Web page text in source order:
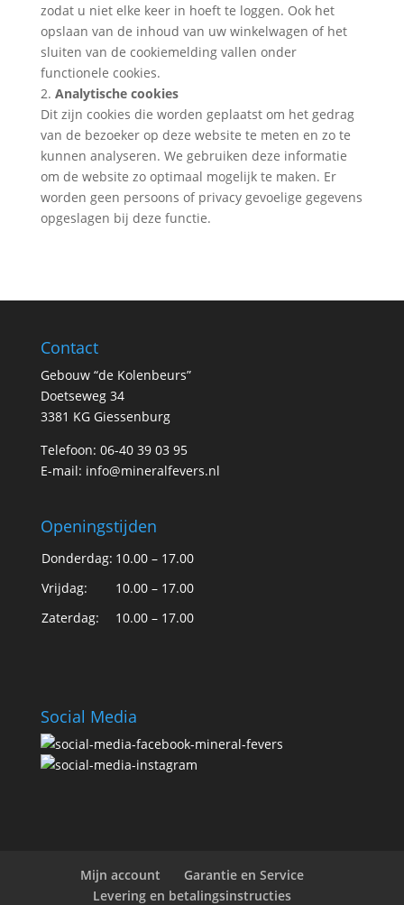
zodat u niet elke keer in hoeft te loggen. Ook het
opslaan van de inhoud van uw winkelwagen of het
sluiten van de cookiemelding vallen onder
functionele cookies.
2. Analytische cookies
Dit zijn cookies die worden geplaatst om het gedrag
van de bezoeker op deze website te meten en zo te
kunnen analyseren. We gebruiken deze informatie
om de website zo optimaal mogelijk te maken. Er
worden geen persoons of privacy gevoelige gegevens
opgeslagen bij deze functie.
Contact
Gebouw “de Kolenbeurs”
Doetseweg 34
3381 KG Giessenburg
Telefoon: 06-40 39 03 95
E-mail: info@mineralfevers.nl
Openingstijden
Donderdag: 10.00 – 17.00
Vrijdag:
10.00 – 17.00
Zaterdag:
10.00 – 17.00
Social Media
Mijn account
Garantie en Service
Levering en betalingsinstructies